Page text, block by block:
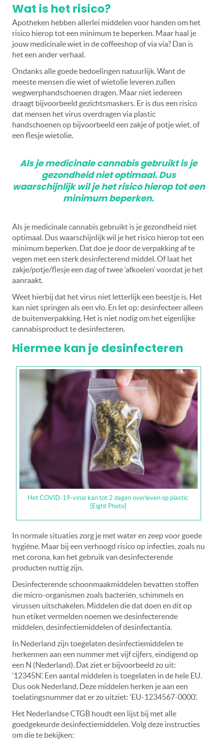
Wat is het risico?
Apotheken hebben allerlei middelen voor handen om het
risico hierop tot een minimum te beperken. Maar haal je
jouw medicinale wiet in de coffeeshop of via via? Dan is
het een ander verhaal.
Ondanks alle goede bedoelingen natuurlijk. Want de
meeste mensen die wiet of wietolie leveren zullen
wegwerphandschoenen dragen. Maar niet iedereen
draagt ​​bijvoorbeeld gezichtsmaskers. Er is dus een risico
dat mensen het virus overdragen via plastic
handschoenen op bijvoorbeeld een zakje of potje wiet, of
een flesje wietolie.
Als je medicinale cannabis gebruikt is je
gezondheid niet optimaal. Dus
waarschijnlijk wil je het risico hierop tot een
minimum beperken.
Als je medicinale cannabis gebruikt is je gezondheid niet
optimaal. Dus waarschijnlijk wil je het risico hierop tot een
minimum beperken. Dat doe je doorde verpakking af te
vegen met een sterk desinfecterend middel. Of laat het
zakje/potje/flesje een dag of twee ‘afkoelen’ voordat je het
aanraakt.
Weet hierbij dat het virus niet letterlijk een beestje is. Het
kan niet springen als een vlo. En let op: desinfecteer alleen
de buitenverpakking. Het is niet nodig om het eigenlijke
cannabisproduct te desinfecteren.
Hiermee kan je desinfecteren
Het COVID-19-virus kan tot 2 dagen overleven op plastic.
[Eight Photo]
In normale situaties zorg je met water en zeep voor goede
hygiëne. Maar bij een verhoogd risico op infecties, zoals nu
met corona, kan het gebruik van desinfecterende
producten nuttig zijn.
Desinfecterende schoonmaakmiddelen bevatten stoffen
die micro-organismen zoals bacteriën, schimmels en
virussen uitschakelen. Middelen die dat doen en dit op
hun etiket vermelden noemen we desinfecterende
middelen, desinfectiemiddelen of desinfectantia.
In Nederland zijn toegelaten desinfectiemiddelen te
herkennen aan een nummer met vijf cijfers, eindigend op
een N (Nederland). Dat ziet er bijvoorbeeld zo uit:
‘12345N’. Een aantal middelen is toegelaten in de hele EU.
Dus ook Nederland. Deze middelen herken je aan een
toelatingsnummer dat er zo uitziet: ‘EU-1234567-0000’.
Het Nederlandse CTGB houdt een lijst bij met alle
goedgekeurde desinfectiemiddelen. Volg deze instructies
om die te bekijken: